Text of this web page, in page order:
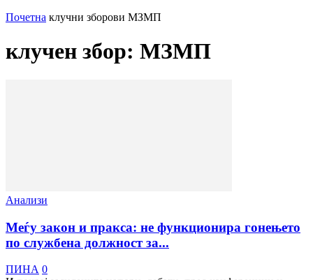
Почетна клучни зборови МЗМП
клучен збор: МЗМП
Анализи
Меѓу закон и пракса: не функционира гонењето
по службена должност за...
ПИНА 0